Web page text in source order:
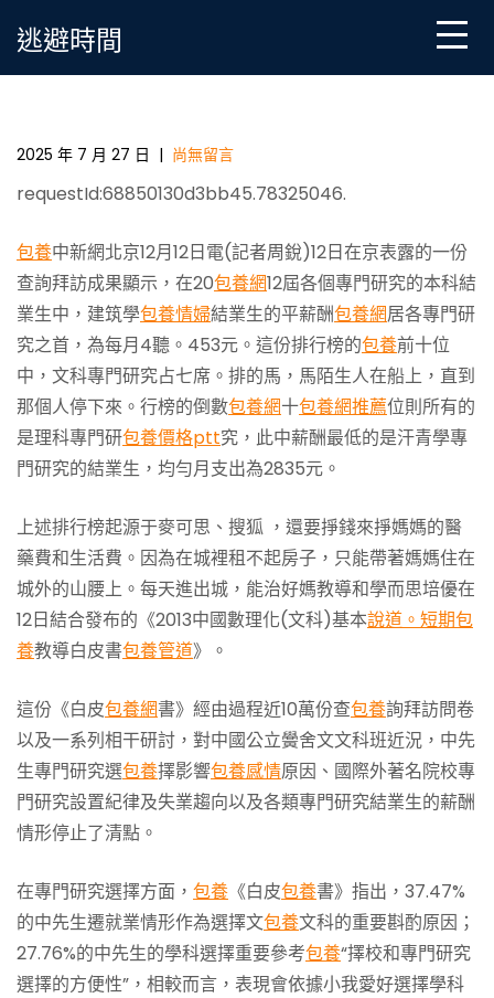
逃避時間
機構發布結業生薪酬排名：理科專門研究包一包養辦
2025 年 7 月 27 日 | 尚無留言
requestId:68850130d3bb45.78325046.
包養中新網北京12月12日電(記者周銳)12日在京表露的一份
查詢拜訪成果顯示，在20包養網12屆各個專門研究的本科結
業生中，建筑學包養情婦結業生的平薪酬包養網居各專門研
究之首，為每月4聽。453元。這份排行榜的包養前十位
中，文科專門研究占七席。排的馬，馬陌生人在船上，直到
那個人停下來。行榜的倒數包養網十包養網推薦位則所有的
是理科專門研包養價格ptt究，此中薪酬最低的是汗青學專
門研究的結業生，均勻月支出為2835元。
上述排行榜起源于麥可思、搜狐 ，還要掙錢來掙媽媽的醫
藥費和生活費。因為在城裡租不起房子，只能帶著媽媽住在
城外的山腰上。每天進出城，能治好媽教導和學而思培優在
12日結合發布的《2013中國數理化(文科)基本說道。短期包
養教導白皮書包養管道》。
這份《白皮包養網書》經由過程近10萬份查包養詢拜訪問卷
以及一系列相干研討，對中國公立黌舍文文科班近況，中先
生專門研究選包養擇影響包養感情原因、國際外著名院校專
門研究設置紀律及失業趨向以及各類專門研究結業生的薪酬
情形停止了清點。
在專門研究選擇方面， 包養 《白皮包養書》指出，37.47%
的中先生遷就業情形作為選擇文包養文科的重要斟酌原因；
27.76%的中先生的學科選擇重要參考包養“擇校和專門研究
選擇的方便性”，相較而言，表現會依據小我愛好選擇學科